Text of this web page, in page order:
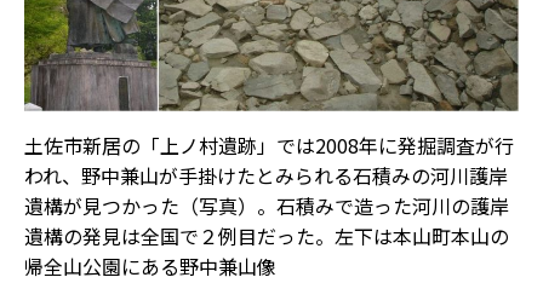
土佐市新居の「上ノ村遺跡」では2008年に発掘調査が行
われ、野中兼山が手掛けたとみられる石積みの河川護岸
遺構が見つかった（写真）。石積みで造った河川の護岸
遺構の発見は全国で２例目だった。左下は本山町本山の
帰全山公園にある野中兼山像